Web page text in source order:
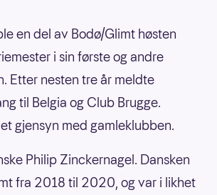
en del av Bodø/Glimt høsten
i sin første og andre
Etter nesten tre år meldte
til Belgia og Club Brugge.
gjensyn med gamleklubben.
Philip Zinckernagel. Dansken
fra 2018 til 2020, og var i likhet